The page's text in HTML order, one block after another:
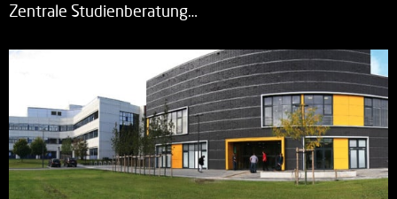
Zentrale Studienberatung…